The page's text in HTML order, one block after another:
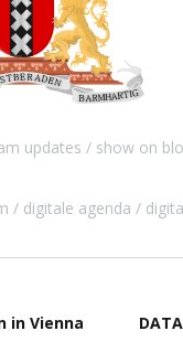
updates show on
digitale agenda
in Vienna